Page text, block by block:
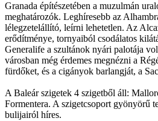
Granada építészetében a muzulmán
meghatározók. Leghíresebb az
lélegzetelállító, leírni lehetetlen. Az
erődítménye, tornyaiból csodálatos
Generalife a szultánok nyári palotája
városban még érdemes megnézni a
fürdőket, és a cigányok barlangját, a
A Baleár szigetek 4 szigetből áll:
Formentera. A szigetcsoport gyönyörű
bulijairól híres.